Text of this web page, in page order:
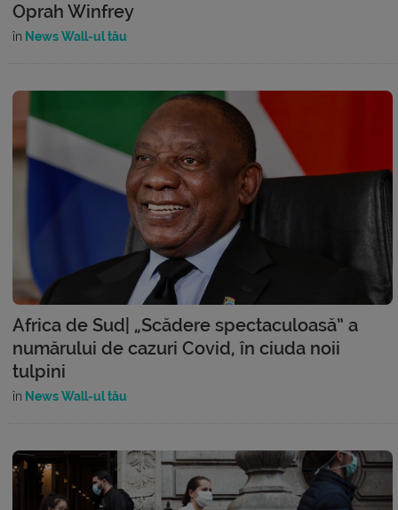
Oprah Winfrey
în News Wall-ul tău
Africa de Sud| „Scădere spectaculoasă” a
numărului de cazuri Covid, în ciuda noii
tulpini
în News Wall-ul tău